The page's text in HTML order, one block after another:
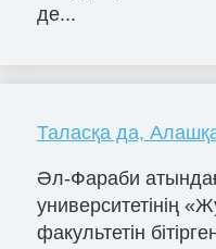
де...
Таласқа да,
Әл-Фараби
университетінің
факультетін